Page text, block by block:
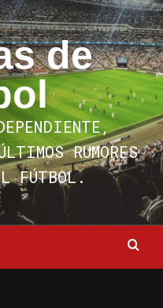
de
RUMORES
FÚTBOL.